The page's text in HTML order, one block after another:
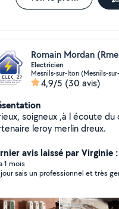
Romain Mordan
Electricien
Mesnils-sur-Iton (Mesnils-
4,9/5 (30 avis)
soigneux ,à l écoute du
leroy merlin dreux.
avis laissé par Virginie
1 mois
bonjour sais un professionnel